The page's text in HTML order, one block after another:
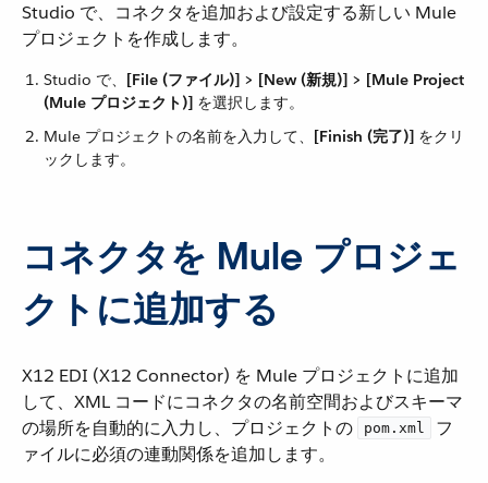
Studio で、コネクタを追加および設定する新しい Mule
プロジェクトを作成します。
Studio で、​ [File (ファイル)] > [New (新規)] > [Mule Project
(Mule プロジェクト)] ​ を選択します。
Mule プロジェクトの名前を入力して、​ [Finish (完了)] ​ をクリ
ックします。
コネクタを Mule プロジェ
クトに追加する
X12 EDI (X12 Connector) を Mule プロジェクトに追加
して、XML コードにコネクタの名前空間およびスキーマ
の場所を自動的に入力し、プロジェクトの ​
pom.xml
​ フ
ァイルに必須の連動関係を追加します。